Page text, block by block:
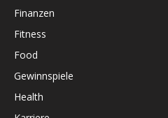
Finanzen
Fitness
Food
Gewinnspiele
Health